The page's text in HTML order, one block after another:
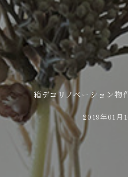
箱デコリノベーション物
2019年01月